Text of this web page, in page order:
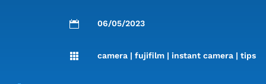
 06/05/2023
 camera | fujifilm | instant camera | tips